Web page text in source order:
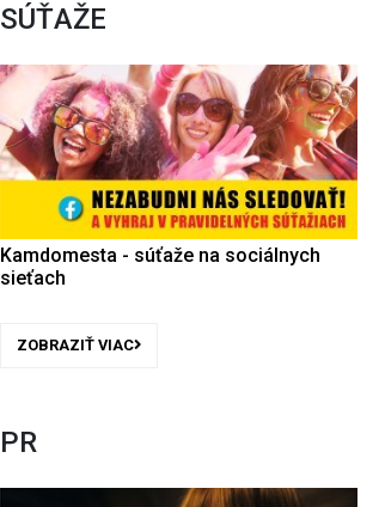
SÚŤAŽE
Kamdomesta - súťaže na sociálnych
sieťach
ZOBRAZIŤ VIAC
PR